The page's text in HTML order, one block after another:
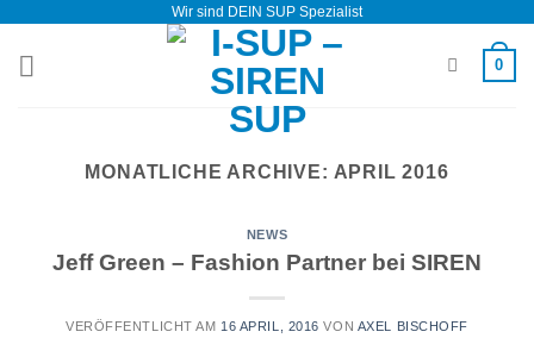
springen
Wir sind DEIN SUP Spezialist
0
MONATLICHE ARCHIVE: APRIL 2016
NEWS
Jeff Green – Fashion Partner bei SIREN
VERÖFFENTLICHT AM 16 APRIL, 2016 VON AXEL BISCHOFF